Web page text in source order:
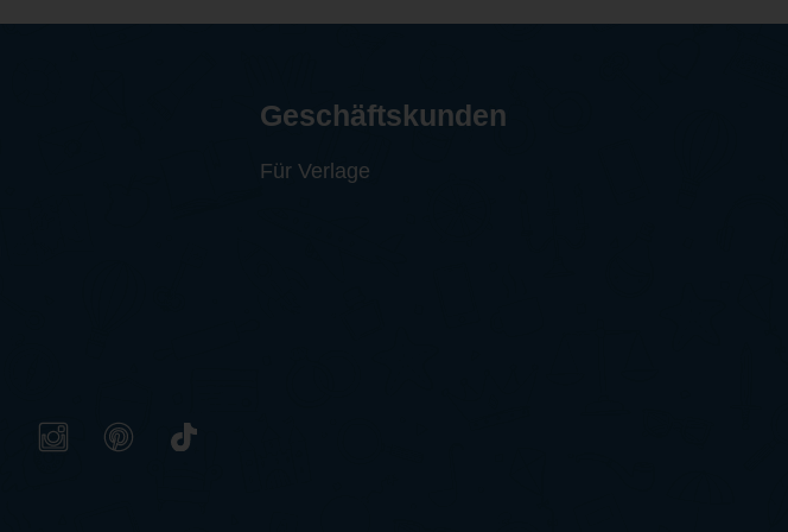
Geschäftskunden
Für Verlage